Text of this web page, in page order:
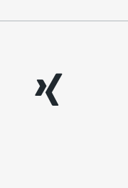
xing